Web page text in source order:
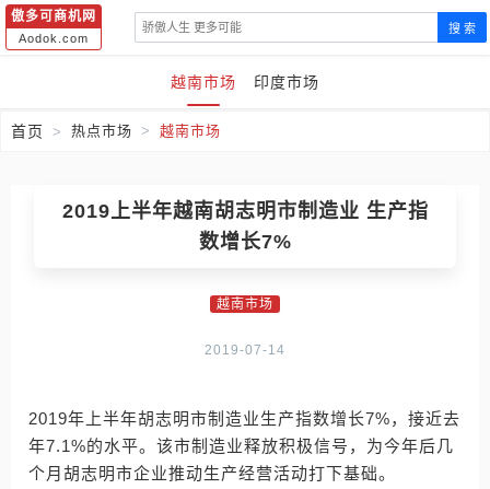
傲多可商机网
Aodok.com
搜 索
越南市场 印度市场
首页 热点市场 越南市场
2019上半年越南胡志明市制造业 生产指
数增长7%
越南市场
2019-07-14
2019年上半年胡志明市制造业生产指数增长7%，接近去
年7.1%的水平。该市制造业释放积极信号，为今年后几
个月胡志明市企业推动生产经营活动打下基础。